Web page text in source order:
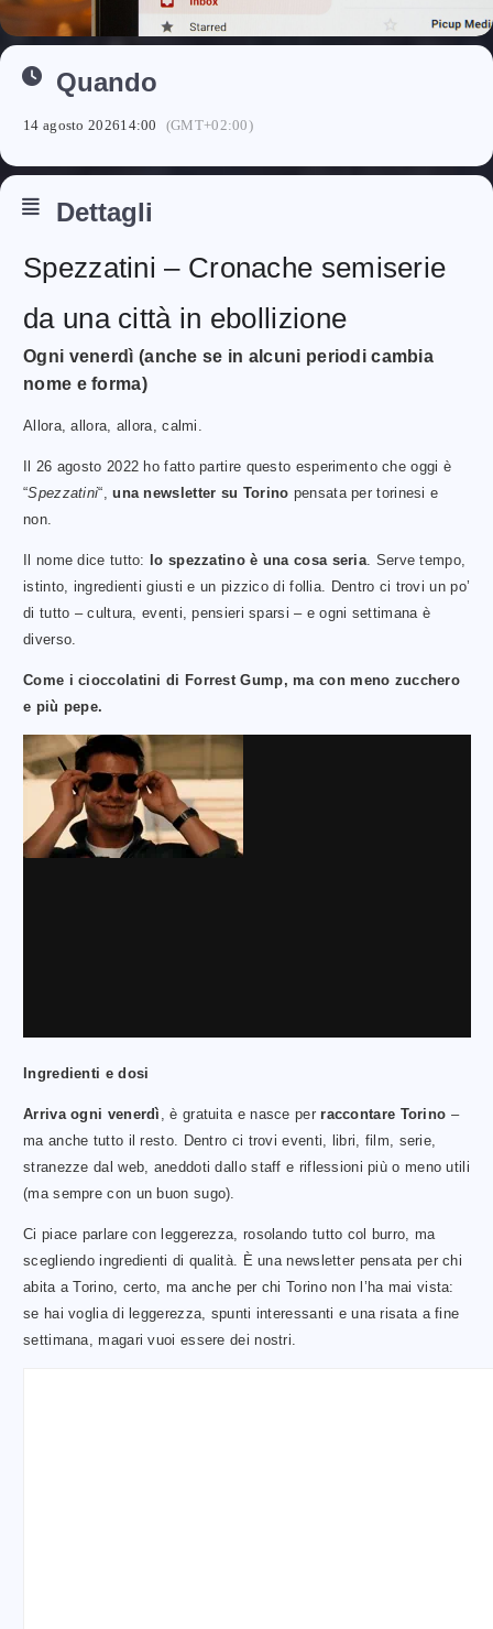
Quando
14 agosto 202614:00 (GMT+02:00)
Dettagli
Spezzatini – Cronache semiserie
da una città in ebollizione
Ogni venerdì (anche se in alcuni periodi cambia
nome e forma)
Allora, allora, allora, calmi.
Il 26 agosto 2022 ho fatto partire questo esperimento che oggi è
“Spezzatini“,una newsletter su Torino pensata per torinesi e
non.
Il nome dice tutto: lo spezzatino è una cosa seria . Serve tempo,
istinto, ingredienti giusti e un pizzico di follia. Dentro ci trovi un po’
di tutto – cultura, eventi, pensieri sparsi – e ogni settimana è
diverso.
Come i cioccolatini di Forrest Gump, ma con meno zucchero
e più pepe.
Ingredienti e dosi
Arriva ogni venerdì , è gratuita e nasce perraccontare Torino –
ma anche tutto il resto. Dentro ci trovi eventi, libri, film, serie,
stranezze dal web, aneddoti dallo staff e riflessioni più o meno utili
(ma sempre con un buon sugo).
Ci piace parlare con leggerezza, rosolando tutto col burro, ma
scegliendo ingredienti di qualità. È una newsletter pensata per chi
abita a Torino, certo, ma anche per chi Torino non l’ha mai vista:
se hai voglia di leggerezza, spunti interessanti e una risata a fine
settimana, magari vuoi essere dei nostri.